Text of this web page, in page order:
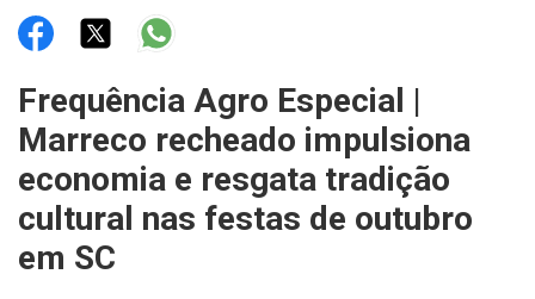
RNA
NOTÍCIAS
SERVIÇOS
INTEGRIDADE
Frequência Agro Especial |
Marreco recheado impulsiona
economia e resgata tradição
cultural nas festas de outubro
em SC